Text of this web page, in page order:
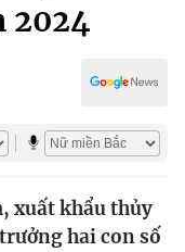
2024
xuất khẩu thủy
hai con số